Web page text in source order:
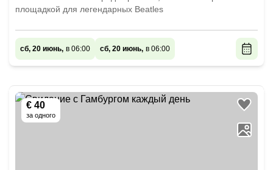
площадкой для легендарных Beatles
сб, 20 июнь, в 06:00 сб, 20 июнь, в 06:00
€ 40
за одного